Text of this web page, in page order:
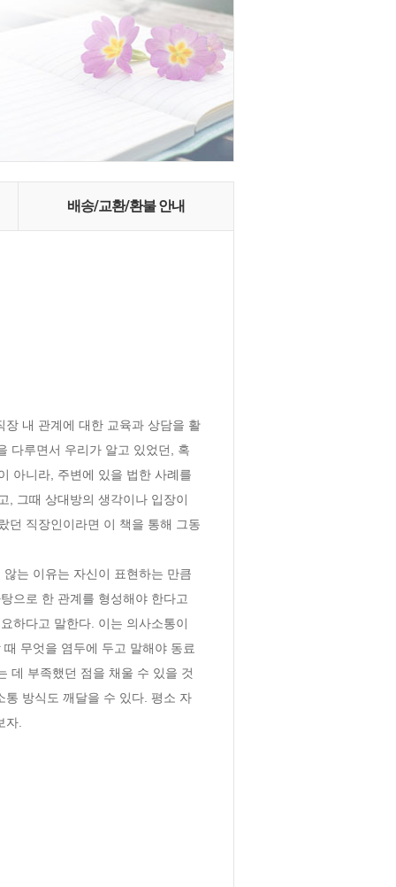
배송/교환/환불 안내
내 관계에 대한 교육과 상담을 활
다루면서 우리가 알고 있었던, 혹
아니라, 주변에 있을 법한 사례를
, 그때 상대방의 생각이나 입장이
던 직장인이라면 이 책을 통해 그동
는 이유는 자신이 표현하는 만큼
으로 한 관계를 형성해야 한다고
하다고 말한다. 이는 의사소통이
무엇을 염두에 두고 말해야 동료
데 부족했던 점을 채울 수 있을 것
통 방식도 깨달을 수 있다. 평소 자
자.